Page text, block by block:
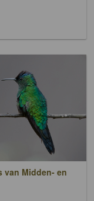
van Midden- en